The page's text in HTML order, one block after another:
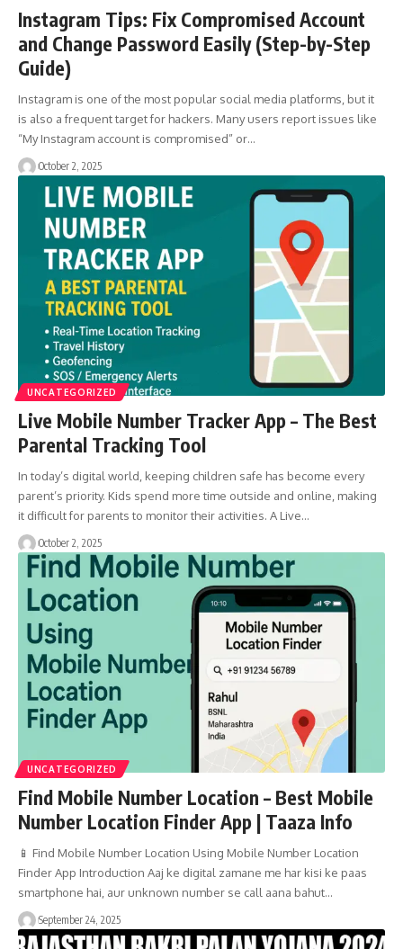
Instagram Tips: Fix Compromised Account
and Change Password Easily (Step-by-Step
Guide)
Instagram is one of the most popular social media platforms, but it
is also a frequent target for hackers. Many users report issues like
“My Instagram account is compromised” or…
October 2, 2025
UNCATEGORIZED
Live Mobile Number Tracker App – The Best
Parental Tracking Tool
In today’s digital world, keeping children safe has become every
parent’s priority. Kids spend more time outside and online, making
it difficult for parents to monitor their activities. A Live…
October 2, 2025
UNCATEGORIZED
Find Mobile Number Location – Best Mobile
Number Location Finder App | Taaza Info
📱 Find Mobile Number Location Using Mobile Number Location
Finder App Introduction Aaj ke digital zamane me har kisi ke paas
smartphone hai, aur unknown number se call aana bahut…
September 24, 2025